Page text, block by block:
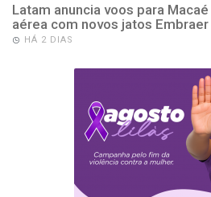
Latam anuncia voos para
aérea com novos jatos Embraer
HÁ 2 DIAS